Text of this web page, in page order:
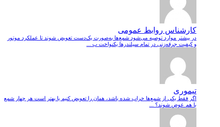
کارشناس روابط عمومی
در بیشتر موارد توصیه می‌شود شمع‌ها به‌صورت یک‌دست تعویض شوند تا عملکرد موتور
و کیفیت جرقه‌زنی در تمام سیلندرها یکنواخت ب ...
تیموری
اگر فقط یکی از شمع‌ها خراب شده باشد، همان را تعویض کنیم یا بهتر است هر چهار شمع
با هم عوض شوند؟ ...